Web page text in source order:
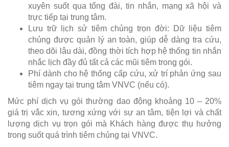
xuyên suốt qua tổng đài, tin nhắn, mạng xã hội và
trực tiếp tại trung tâm.
Lưu trữ lịch sử tiêm chủng trọn đời: Dữ liệu tiêm
chủng được quản lý an toàn, giúp dễ dàng tra cứu,
theo dõi lâu dài, đồng thời tích hợp hệ thống tin nhắn
nhắc lịch đầy đủ tất cả các mũi tiêm trong gói.
Phí dành cho hệ thống cấp cứu, xử trí phản ứng sau
tiêm ngay tại trung tâm VNVC (nếu có).
Mức phí dịch vụ gói thường dao động khoảng 10 – 20%
giá trị vắc xin, tương xứng với sự an tâm, tiện lợi và chất
lượng dịch vụ trọn gói mà Khách hàng được thụ hưởng
trong suốt quá trình tiêm chủng tại VNVC.